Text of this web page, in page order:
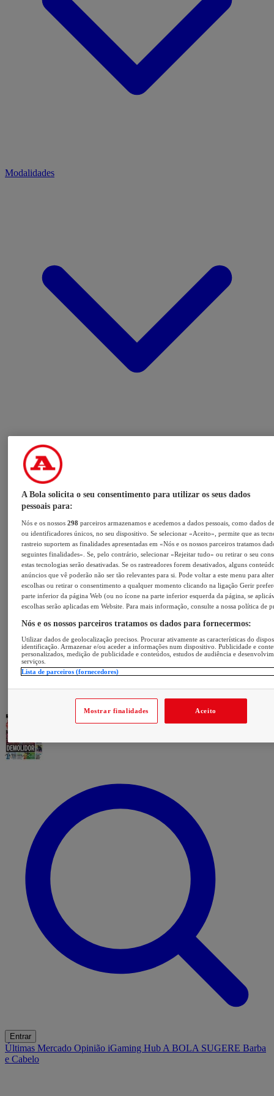
Modalidades
Entrar
Últimas Mercado Opinião iGaming Hub A BOLA SUGERE Barba
e Cabelo
A Bola solicita o seu consentimento para utilizar os seus dados
pessoais para:
Nós e os nossos298 parceiros armazenamos e acedemos a dados pessoais, como dados
ou identificadores únicos, no seu dispositivo. Se selecionar «Aceito», permite que as
rastreio suportem as finalidades apresentadas em «Nós e os nossos parceiros tratamos
seguintes finalidades». Se, pelo contrário, selecionar «Rejeitar tudo» ou retirar o seu
estas tecnologias serão desativadas. Se os rastreadores forem desativados, alguns
anúncios que vê poderão não ser tão relevantes para si. Pode voltar a este menu para
escolhas ou retirar o consentimento a qualquer momento clicando na ligação Gerir
parte inferior da página Web (ou no ícone na parte inferior esquerda da página, se
escolhas serão aplicadas em Website. Para mais informação, consulte a nossa política de
Nós e os nossos parceiros tratamos os dados para fornecermos:
Utilizar dados de geolocalização precisos. Procurar ativamente as características do
identificação. Armazenar e/ou aceder a informações num dispositivo. Publicidade e
personalizados, medição de publicidade e conteúdos, estudos de audiência e
serviços.
Lista de parceiros (fornecedores)
Mostrar finalidades Aceito